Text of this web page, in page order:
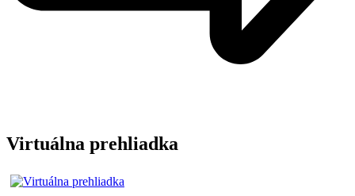
Virtuálna prehliadka